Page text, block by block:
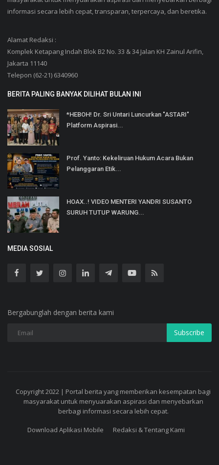
informasi secara lebih cepat, transparan, terpercaya, dan beretika.
Alamat Redaksi :
Komplek Ketapang Indah Blok B2 No. 33 & 34 Jalan KH Zainul Arifin,
Jakarta 11140
Telepon (62-21) 6340960
BERITA PALING BANYAK DILIHAT BULAN INI
*HEBOH! Dr. Sri Untari Luncurkan "ASTARI"
Platform Aspirasi...
Prof. Yanto: Kekeliruan Hukum Acara Bukan
Pelanggaran Etik...
HOAX..! VIDEO MENTERI YANDRI SUSANTO
SURUH TUTUP WARUNG...
MEDIA SOSIAL
Bergabunglah dengan berita kami
Subscribe
Copyright 2022 | Portal berita yang memberikan kesempatan bagi
masyarakat untuk menyuarakan aspirasi dan menyebarkan
berbagi informasi secara lebih cepat.
Download Aplikasi Mobile Redaksi & Tentang Kami